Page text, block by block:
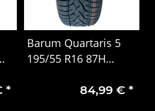
*
Barum Quartaris 5
195/55 R16 87H
M+S & 3PMSF, DOT
84,99 €*